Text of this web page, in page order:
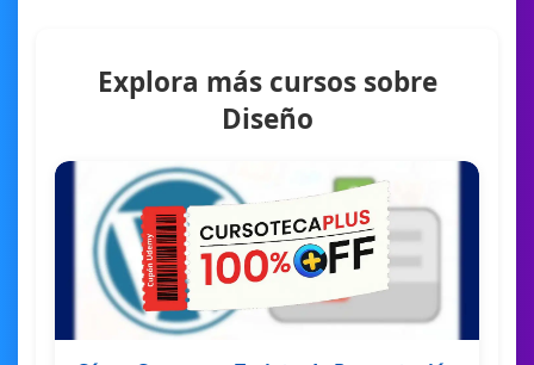
Explora más cursos sobre
Diseño